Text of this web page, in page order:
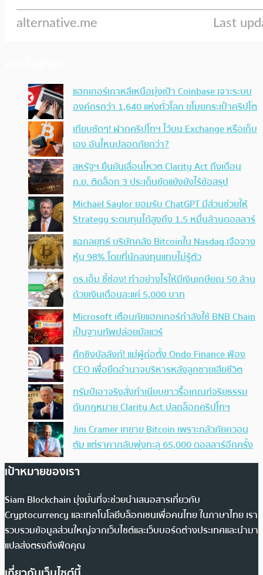
แฮกเกอร์เกาหลีเหนือมุ่งเป้า Coinbase เจาะระบบ
องค์กรกว่า 1,640 แห่งทั่วโลก ขโมยกระเป๋าคริปโต
เทียบชัดๆ! ฝากคริปโทฯ ไว้บน Exchange หรือเก็บ
เอง อันไหนปลอดภัยกว่า?
สหรัฐฯ ยืนยันเลื่อนโหวต Clarity Act ถึงเดือน
ก.ย. ติดล็อก 3 ประเด็นขัดแย้งยังไร้ข้อสรุป
Michael Saylor ยอมรับ ChatGPT มีส่วนช่วยให้
Strategy ระดมทุนได้สูงถึง 1.5 หมื่นล้านดอลลาร์
แฉกลยุทธ์ บริษัทคลัง Bitcoinใน Nasdaq เจือจาง
หุ้น 98% โดยที่นักลงทุนแทบไม่รู้ตัว
ดร.เอ็ม ชี้ช่อง! ทำอย่างไรให้มีเงินเกษียณ 50 ล้าน
ด้วยเงินเดือนละแค่ 5,000 บาท
Microsoft เตือนภัยแฮกเกอร์กำลังใช้ BNB Chain
เป็นฐานทัพปล่อยมัลแวร์
ศึกชิงบัลลังก์! แม่ผู้ก่อตั้ง Ondo Finance ฟ้อง
CEO เพื่อยึดอำนาจบริหารหลังลูกชายเสียชีวิต
ทรัมป์เอาจริง สั่งทำเนียบขาวรื้อเกณฑ์จริยธรรม
ดันกฎหมาย Clarity Act ปลดล็อกคริปโทฯ
Jim Cramer เทขาย Bitcoin เพราะกลัวภัยควอน
ตัม แต่ราคากลับพุ่งทะลุ 65,000 ดอลลาร์อีกครั้ง
เป้าหมายของเรา
Siam Blockchain มุ่งมั่นที่จะช่วยนำเสนอสารเกี่ยวกับ
Cryptocurrency และเทคโนโลยีบล็อกเชนเพื่อคนไทย ในภาษาไทย เรา
รวบรวมข้อมูลส่วนใหญ่จากเว็บไซต์และเว็บบอร์ดต่างประเทศและนำมา
แปลส่งตรงถึงฟีดคุณ